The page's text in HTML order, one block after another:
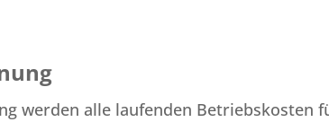
werden alle laufenden Betriebskosten